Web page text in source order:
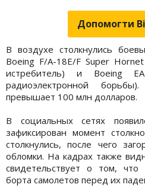
Допомогти
В воздухе столкнулись
Boeing F/A-18E/F Super
истребитель) и Boeing
радиоэлектронной
превышает 100 млн долларов.
В социальных сетях
зафиксирован момент
столкнулись, после чего
обломки. На кадрах также
свидетельствует о том, что
борта самолетов перед их